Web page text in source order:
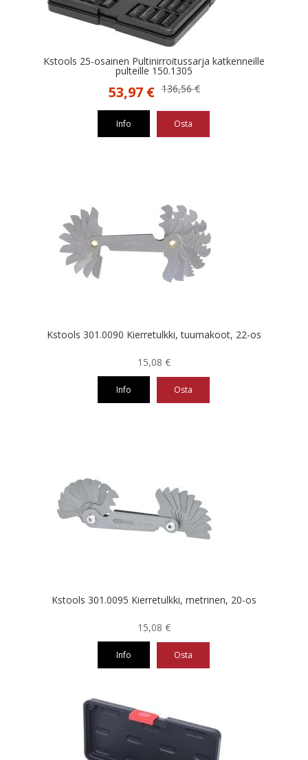
Kstools 25-osainen Pultinirroitussarja katkenneille
pulteille 150.1305
136,56€
Alkuperäinen
136,56 €.
53,97 €Nykyinen
53,97 €.
Info Osta
Kstools 301.0090 Kierretulkki, tuumakoot, 22-os
15,08 €
Info Osta
Kstools 301.0095 Kierretulkki, metrinen, 20-os
15,08 €
Info Osta